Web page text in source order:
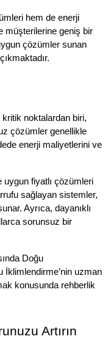
hem de enerji
müşterilerine geniş bir
çözümler sunan
kritik noktalardan biri,
çözümler genellikle
enerji maliyetlerini ve
fiyatlı çözümleri
sağlayan sistemler,
Ayrıca, dayanıklı
sorunsuz bir
Doğu
İklimlendirme’nin uzman
konusunda rehberlik
Artırın